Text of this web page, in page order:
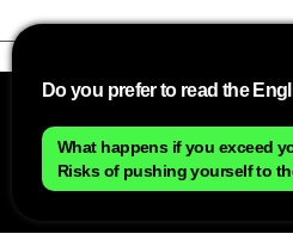
Do you prefer to read the
What happens if you exceed
Risks of pushing yourself to